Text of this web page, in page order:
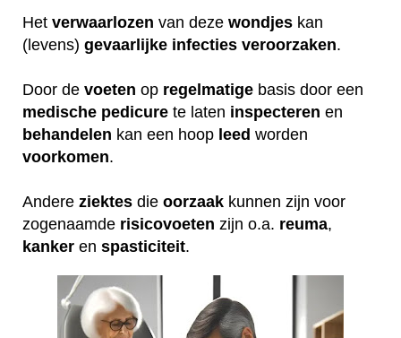
Het verwaarlozen van deze wondjes kan
(levens) gevaarlijke infecties veroorzaken.
Door de voeten op regelmatige basis door een
medische pedicure te laten inspecteren en
behandelen kan een hoop leed worden
voorkomen.
Andere ziektes die oorzaak kunnen zijn voor
zogenaamde risicovoeten zijn o.a. reuma,
kanker en spasticiteit.